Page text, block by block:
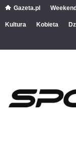
Gazeta.pl Weekend
Kultura Kobieta